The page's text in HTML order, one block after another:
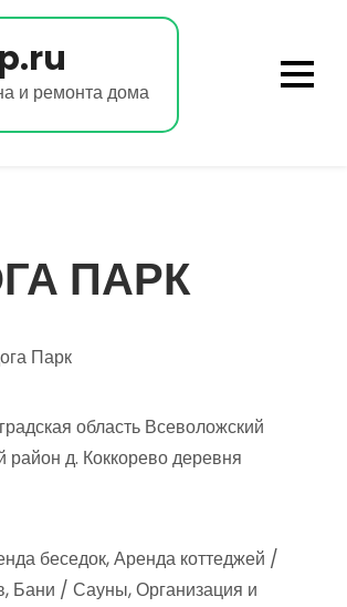
и ремонта дома
ПАРК
Парк
область Всеволожский
д. Коккорево деревня
беседок, Аренда коттеджей /
Бани / Сауны, Организация и